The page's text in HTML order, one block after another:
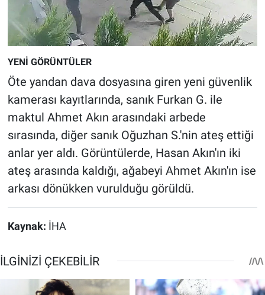
YENİ GÖRÜNTÜLER
Öte yandan dava dosyasına giren yeni güvenlik
kamerası kayıtlarında, sanık Furkan G. ile
maktul Ahmet Akın arasındaki arbede
sırasında, diğer sanık Oğuzhan S.'nin ateş ettiği
anlar yer aldı. Görüntülerde, Hasan Akın'ın iki
ateş arasında kaldığı, ağabeyi Ahmet Akın'ın ise
arkası dönükken vurulduğu görüldü.
Kaynak: İHA